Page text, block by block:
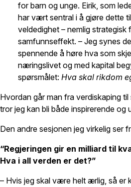
for barn og unge. Eirik, som
har vært sentral i å gjøre dette
veldedighet – nemlig strategisk
samfunnseffekt. – Jeg synes
spennende å høre hva som
næringslivet og med kapital
spørsmålet: Hva skal rikdom
Hvordan går man fra verdiskaping
tror jeg kan bli både inspirerende og
Den andre sesjonen jeg virkelig ser
“Regjeringen gir en milliard til
Hva i all verden er det?”
– Hvis jeg skal være helt ærlig, så er